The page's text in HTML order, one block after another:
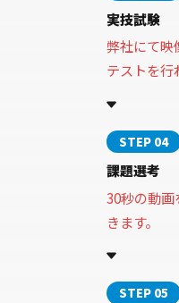
実技試験
弊社にて映
テストを行
STEP 04
課題選考
30秒の動
きます。
STEP 05